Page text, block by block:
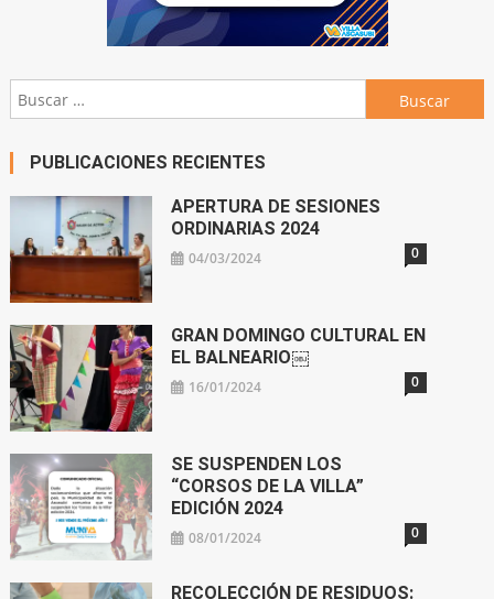
Buscar:
PUBLICACIONES RECIENTES
APERTURA DE SESIONES
ORDINARIAS 2024
04/03/2024 0
GRAN DOMINGO CULTURAL EN
EL BALNEARIO￼
16/01/2024 0
SE SUSPENDEN LOS
“CORSOS DE LA VILLA”
EDICIÓN 2024
08/01/2024 0
RECOLECCIÓN DE RESIDUOS: